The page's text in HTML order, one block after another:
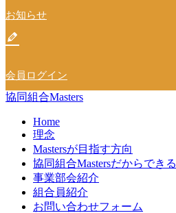
お知らせ
会員ログイン
協同組合Masters
Home
理念
Mastersが目指す方向
協同組合Mastersだからできる
事業部会紹介
組合員紹介
お問い合わせフォーム